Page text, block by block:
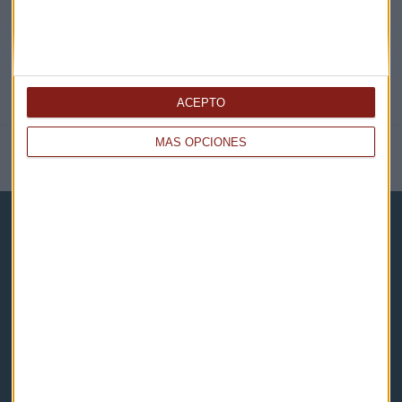
MÁS OPCIONES
ACEPTO
NOTICIAS RELACIONADAS